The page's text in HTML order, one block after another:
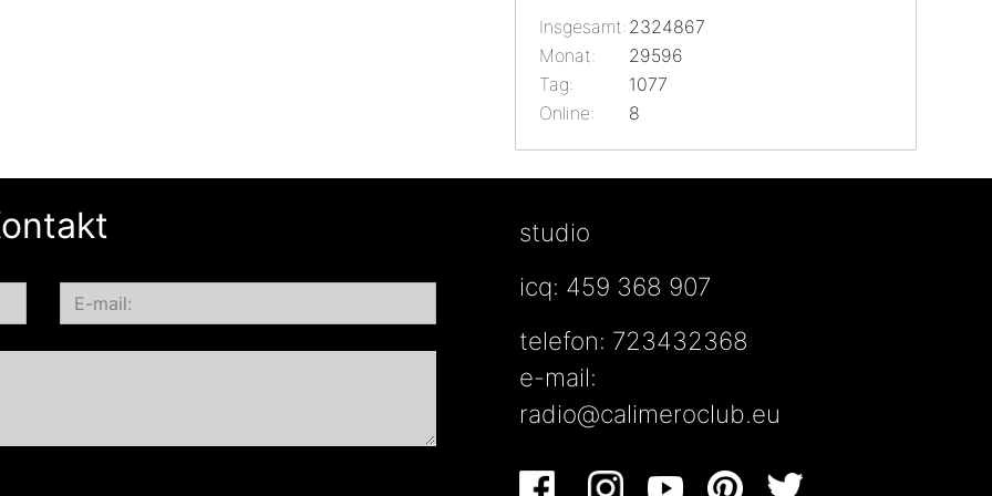
Online: 8
Insgesamt: 2324867
Monat:
29596
Tag:
1077
studio
icq: 459 368 907
telefon: 723432368
e-mail:
radio@calimeroclub.eu